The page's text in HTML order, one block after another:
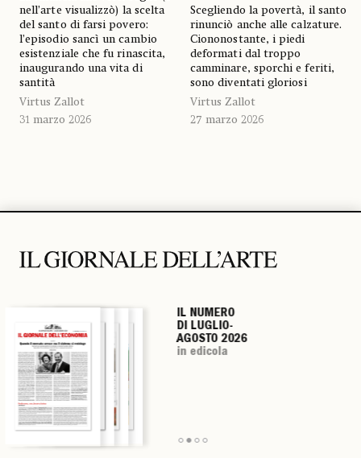
nell’arte visualizzò) la scelta
del santo di farsi povero:
l’episodio sancì un cambio
esistenziale che fu rinascita,
inaugurando una vita di
santità
Virtus Zallot
31 marzo 2026
Scegliendo la povertà, il santo
rinunciò anche alle calzature.
Ciononostante, i piedi
deformati dal troppo
camminare, sporchi e feriti,
sono diventati gloriosi
Virtus Zallot
27 marzo 2026
IL NUMERO
DI LUGLIO-
AGOSTO 2026
in edicola
IL NUMERO
DI LUGLIO-
AGOSTO 2026
in edicola
IL NUMERO
DI LUGLIO-
AGOSTO 2026
in edicola
IL NUMERO
DI LUGLIO-
AGOSTO 2026
in edicola